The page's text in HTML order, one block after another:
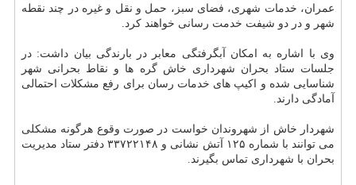
عمران، خدمات شهری، فضای سبز، حمل و نقل و غیره در چند نقطه
شهر و در دو شیفت خدمت رسانی خواهند كرد.
وی با اشاره به امكان آبگرفتگی معابر در بارندگی بیان داشت: در
جلسات ستاد بحران شهرداری خاش گره ها و نقاط بحرانی شهر
شناسایی شده و اكیپ های خدمات رسان برای رفع مشكلات احتمالی
آمادگی دارند.
شهردار خاش از شهروندان خواست در صورت وقوع هرگونه مشكلی
می توانند با شماره ۱۲۵ آتش نشانی و ۳۳۷۲۲۱۴۸ دفتر ستاد مدیریت
بحران با شهرداری تماس بگیرند.